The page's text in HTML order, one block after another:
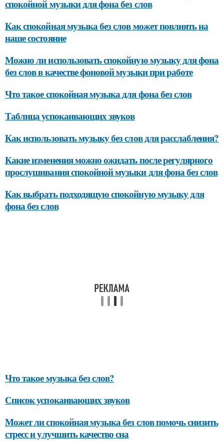
спокойной музыки для фона без слов
Как спокойная музыка без слов может повлиять на
наше состояние
Можно ли использовать спокойную музыку для фона
без слов в качестве фоновой музыки при работе
Что такое спокойная музыка для фона без слов
Таблица успокаивающих звуков
Как использовать музыку без слов для расслабления?
Какие изменения можно ожидать после регулярного
прослушивания спокойной музыки для фона без слов
Как выбрать подходящую спокойную музыку для
фона без слов
Что такое музыка без слов?
Список успокаивающих звуков
Может ли спокойная музыка без слов помочь снизить
стресс и улучшить качество сна